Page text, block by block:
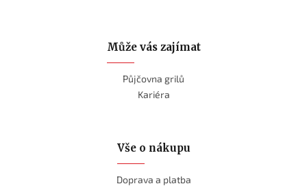
Může vás zajímat
Půjčovna grilů
Kariéra
Vše o nákupu
Doprava a platba